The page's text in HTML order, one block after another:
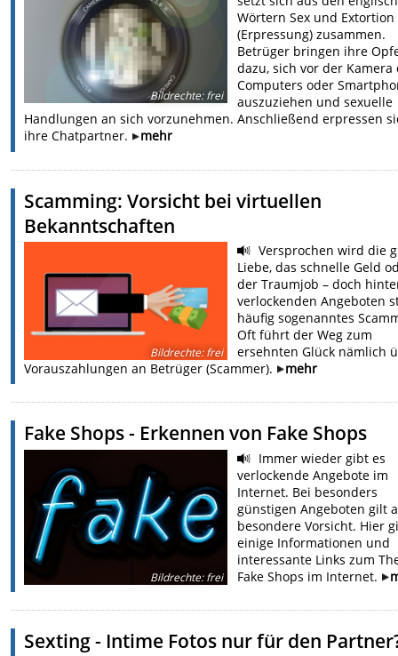
Bildrechte:frei
Wörtern Sex und Extortion
(Erpressung) zusammen.
Betrüger bringen ihre
dazu, sich vor der Kamera
Computers oder
auszuziehen und sexuelle
Handlungen an sich vorzunehmen. Anschließend erpressen
ihre Chatpartner.
mehr
Scamming: Vorsicht bei virtuellen
Bekanntschaften
Bildrechte:frei
Versprochen wird die
Liebe, das schnelle Geld
der Traumjob – doch
verlockenden Angeboten
häufig sogenanntes
Oft führt der Weg zum
ersehnten Glück nämlich
Vorauszahlungen an Betrüger (Scammer).
mehr
Fake Shops - Erkennen von Fake Shops
Bildrechte:frei
Immer wieder gibt es
verlockende Angebote im
Internet. Bei besonders
günstigen Angeboten gilt
besondere Vorsicht. Hier
einige Informationen und
interessante Links zum
Fake Shops im Internet.
Sexting - Intime Fotos nur für den